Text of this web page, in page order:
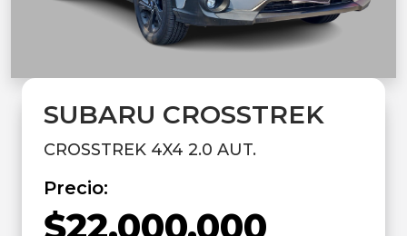
SUBARU CROSSTREK
CROSSTREK 4X4 2.0 AUT.
Precio:
$22.000.000